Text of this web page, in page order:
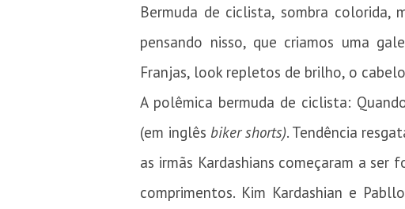
Bermuda de ciclista, sombra
pensando nisso, que criamos uma
Franjas, look repletos de brilho, o
A polêmica bermuda de ciclista:
(em inglês biker shorts). Tendência
as irmãs Kardashians começaram a
comprimentos. Kim Kardashian e